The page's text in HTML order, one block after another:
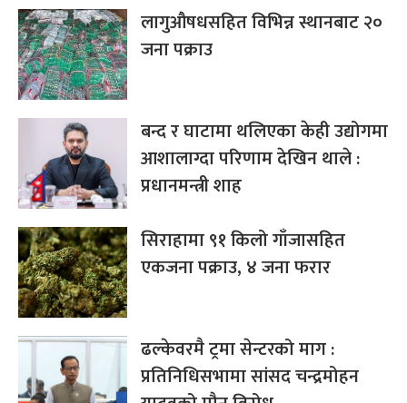
लागुऔषधसहित विभिन्न स्थानबाट २०
जना पक्राउ
बन्द र घाटामा थलिएका केही उद्योगमा
आशालाग्दा परिणाम देखिन थाले :
प्रधानमन्त्री शाह
सिराहामा ९१ किलो गाँजासहित
एकजना पक्राउ, ४ जना फरार
ढल्केवरमै ट्रमा सेन्टरको माग :
प्रतिनिधिसभामा सांसद चन्द्रमोहन